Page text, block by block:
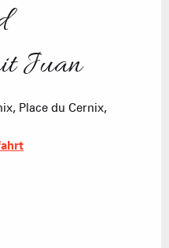
Juan
Place du Cernix,